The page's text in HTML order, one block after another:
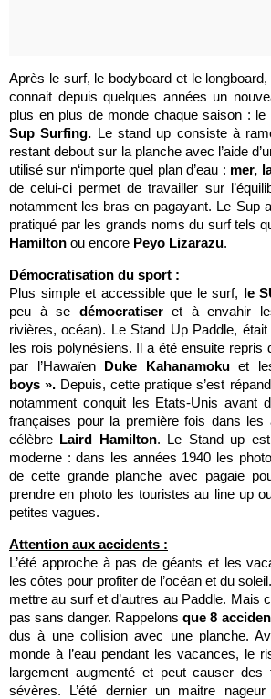
Après le surf, le bodyboard et le
connait depuis quelques années un
plus en plus de monde chaque saison : le
Sup Surfing. Le stand up consiste à
restant debout sur la planche avec l’aide
utilisé sur n‘importe quel plan d’eau : mer,
de celui-ci permet de travailler sur
notamment les bras en pagayant. Le Sup
pratiqué par les grands noms du surf tels
Hamilton ou encore Peyo Lizarazu.
Démocratisation du sport :
Plus simple et accessible que le surf, le
peu à se démocratiser et à envahir
rivières, océan). Le Stand Up Paddle,
les rois polynésiens. Il a été ensuite repris
par l’Hawaïen Duke Kahanamokuet
boys ». Depuis, cette pratique s’est
notamment conquit les Etats-Unis avant
françaises pour la première fois dans les
célèbre Laird Hamilton. Le Stand up
moderne : dans les années 1940 les
de cette grande planche avec pagaie
prendre en photo les touristes au line up
petites vagues.
Attention aux accidents :
L’été approche à pas de géants et les
les côtes pour profiter de l’océan et du
mettre au surf et d’autres au Paddle. Mais
pas sans danger. Rappelonsque 8
dus à une collision avec une planche.
monde à l’eau pendant les vacances, le
largement augmenté et peut causer des
sévères. L’été dernier un maitre